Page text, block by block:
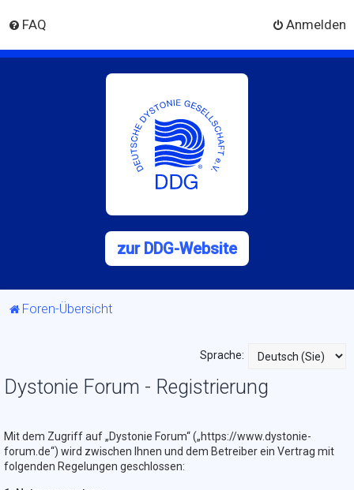
FAQ Anmelden
zur DDG-Website
Foren-Übersicht
Sprache:
Dystonie Forum - Registrierung
Mit dem Zugriff auf „Dystonie Forum“ („https://www.dystonie-
forum.de“) wird zwischen Ihnen und dem Betreiber ein Vertrag mit
folgenden Regelungen geschlossen: